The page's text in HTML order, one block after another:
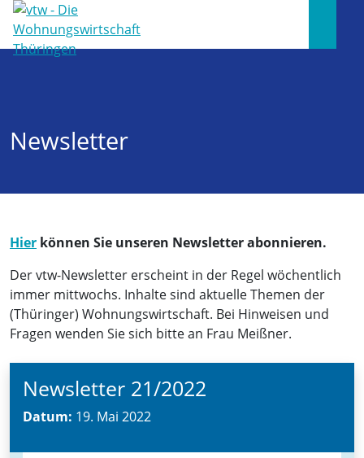
Newsletter
Hier können Sie unseren Newsletter abonnieren.
Der vtw-Newsletter erscheint in der Regel wöchentlich
immer mittwochs. Inhalte sind aktuelle Themen der
(Thüringer) Wohnungswirtschaft. Bei Hinweisen und
Fragen wenden Sie sich bitte an Frau Meißner.
Newsletter 21/2022
Datum: 19. Mai 2022